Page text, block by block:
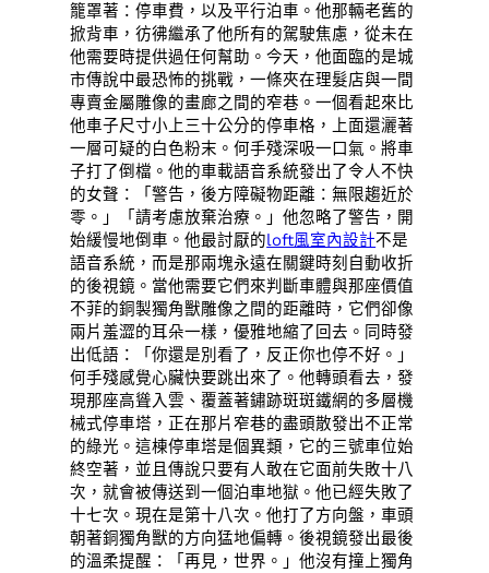
籠罩著：停車費，以及平行泊車。他那輛老舊的
掀背車，彷彿繼承了他所有的駕駛焦慮，從未在
他需要時提供過任何幫助。今天，他面臨的是城
市傳說中最恐怖的挑戰，一條夾在理髮店與一間
專賣金屬雕像的畫廊之間的窄巷。一個看起來比
他車子尺寸小上三十公分的停車格，上面還灑著
一層可疑的白色粉末。何手殘深吸一口氣。將車
子打了倒檔。他的車載語音系統發出了令人不快
的女聲：「警告，後方障礙物距離：無限趨近於
零。」「請考慮放棄治療。」他忽略了警告，開
始緩慢地倒車。他最討厭的loft風室內設計不是
語音系統，而是那兩塊永遠在關鍵時刻自動收折
的後視鏡。當他需要它們來判斷車體與那座價值
不菲的銅製獨角獸雕像之間的距離時，它們卻像
兩片羞澀的耳朵一樣，優雅地縮了回去。同時發
出低語：「你還是別看了，反正你也停不好。」
何手殘感覺心臟快要跳出來了。他轉頭看去，發
現那座高聳入雲、覆蓋著鏽跡斑斑鐵網的多層機
械式停車塔，正在那片窄巷的盡頭散發出不正常
的綠光。這棟停車塔是個異類，它的三號車位始
終空著，並且傳說只要有人敢在它面前失敗十八
次，就會被傳送到一個泊車地獄。他已經失敗了
十七次。現在是第十八次。他打了方向盤，車頭
朝著銅獨角獸的方向猛地偏轉。後視鏡發出最後
的溫柔提醒：「再見，世界。」他沒有撞上獨角